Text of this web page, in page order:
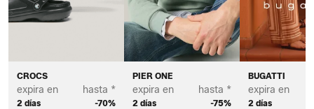
CROCS
expira en
2 días
hasta *
-70%
PIER ONE
expira en
2 días
hasta *
-75%
BUGATTI
expira en
2 días